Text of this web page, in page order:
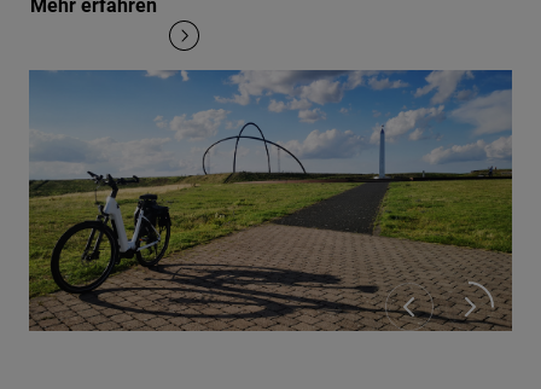
Mehr erfahren